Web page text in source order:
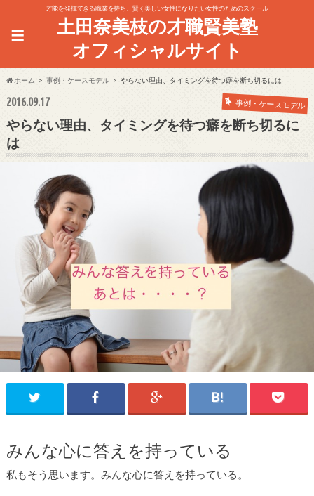
才能を発揮できる職業を持ち、賢く美しい女性になりたい女性のためのスクール
土田奈美枝の才職賢美塾
オフィシャルサイト
≡
ホーム 事例・ケースモデル やらない理由、タイミングを待つ癖を断ち切るには
2016.09.17 事例・ケースモデル
やらない理由、タイミングを待つ癖を断ち切るに
は
みんな心に答えを持っている
私もそう思います。みんな心に答えを持っている。